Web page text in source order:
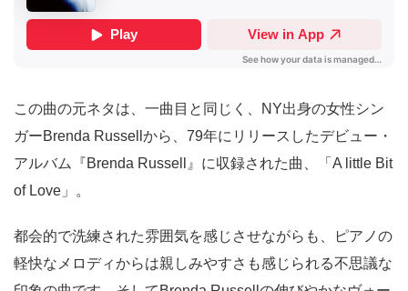
この曲の元ネタは、一曲目と同じく、NY出身の女性シン
ガーBrenda Russellから、79年にリリースしたデビュー・
アルバム『Brenda Russell』に収録された曲、「A little Bit
of Love」。
都会的で洗練された雰囲気を感じさせながらも、ピアノの
軽快なメロディからは親しみやすさも感じられる不思議な